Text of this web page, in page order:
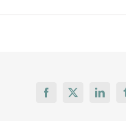
Facebook
X